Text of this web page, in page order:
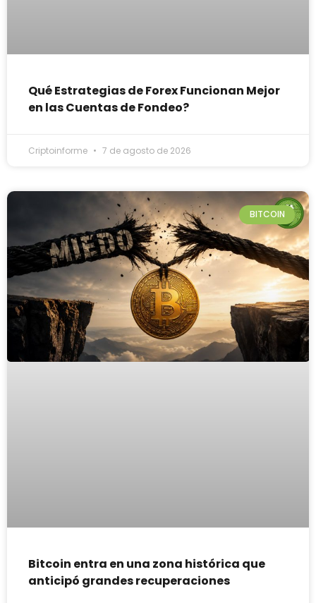
Qué Estrategias de Forex Funcionan Mejor
en las Cuentas de Fondeo?
Criptoinforme 7 de agosto de 2026
BITCOIN
Bitcoin entra en una zona histórica que
anticipó grandes recuperaciones